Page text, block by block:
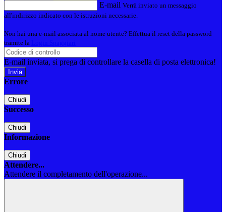
E-mail Verrà inviato un messaggio
all'indirizzo indicato con le istruzioni necessarie.
Non hai una e-mail associata al nome utente? Effettua il reset della password
tramite la
E-mail inviata, si prega di controllare la casella di posta elettronica!
Errore
Chiudi
Successo
Chiudi
Informazione
Chiudi
Attendere...
Attendere il completamento dell'operazione...